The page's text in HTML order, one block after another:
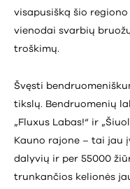
visapusišką šio
vienodai svarbių
troškimų.
Švęsti
tikslų. Bendruomenių
„Fluxus Labas!“ ir
Kauno rajone – tai jau
dalyvių ir per 55000
trunkančios kelionės